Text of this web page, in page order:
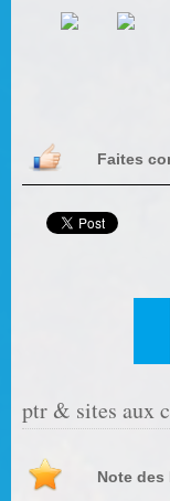
Faites
ptr & sites aux
Note des